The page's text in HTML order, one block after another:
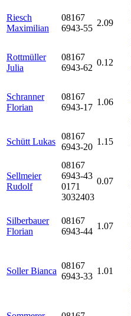
Riesch
Maximilian
08167
6943-55
2.09
Rottmüller
Julia
08167
6943-62
0.12
Schranner
Florian
08167
6943-17
1.06
Schütt Lukas
08167
6943-20
1.15
Sellmeier
Rudolf
08167
6943-43
0171
3032403
0.07
Silberbauer
Florian
08167
6943-44
1.07
Soller Bianca
08167
6943-33
1.01